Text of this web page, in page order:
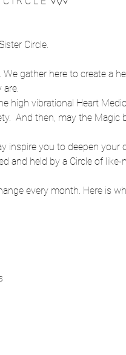
Circle.
gather here to create a
high vibrational Heart
And then, may the Magic
inspire you to deepen
and held by a Circle of like-
every month. Here is